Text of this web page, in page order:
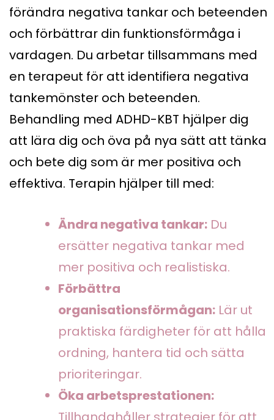
förändra negativa tankar och beteenden
och förbättrar din funktionsförmåga i
vardagen. Du arbetar tillsammans med
en terapeut för att identifiera negativa
tankemönster och beteenden.
Behandling med ADHD-KBT hjälper dig
att lära dig och öva på nya sätt att tänka
och bete dig som är mer positiva och
effektiva. Terapin hjälper till med:
Ändra negativa tankar: Du
ersätter negativa tankar med
mer positiva och realistiska.
Förbättra
organisationsförmågan: Lär ut
praktiska färdigheter för att hålla
ordning, hantera tid och sätta
prioriteringar.
Öka arbetsprestationen: